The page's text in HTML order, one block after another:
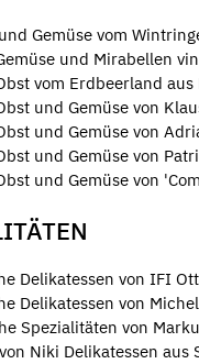
Gemüse vom
und Mirabellen
vom Erdbeerland
und Gemüse von
und Gemüse von
und Gemüse von
und Gemüse von
Delikatessen von IFI
Delikatessen von
Spezialitäten von
Niki Delikatessen aus